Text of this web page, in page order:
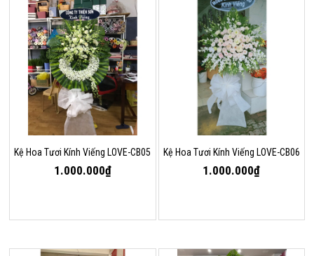
Kệ Hoa Tươi Kính Viếng LOVE-CB05
1.000.000₫
Kệ Hoa Tươi Kính Viếng LOVE-CB06
1.000.000₫